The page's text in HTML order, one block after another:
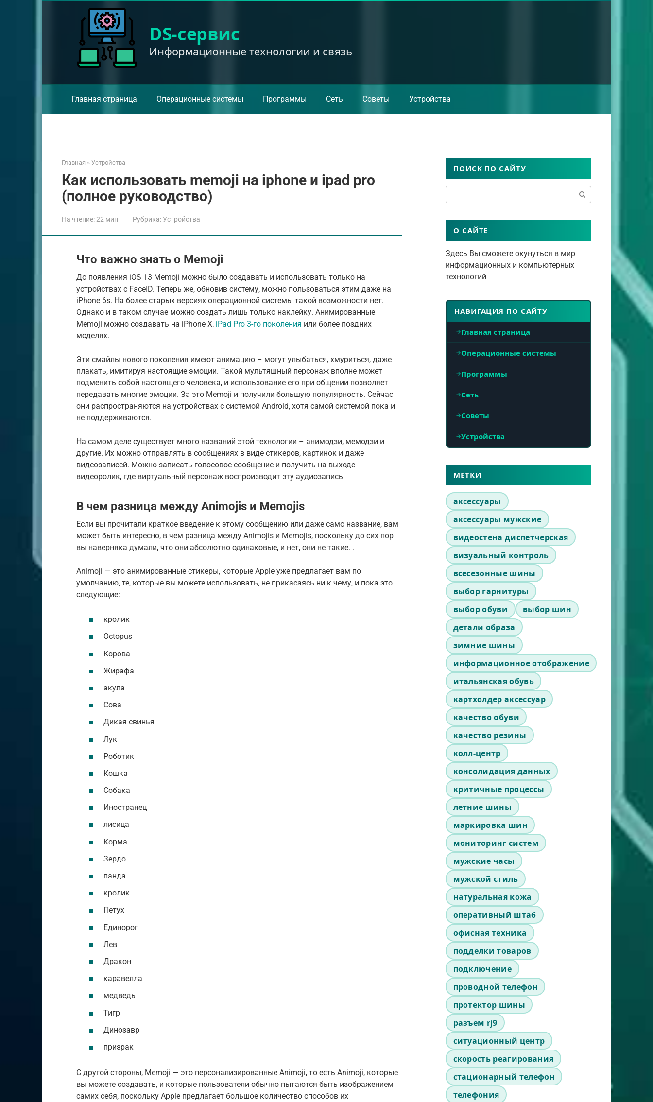
DS-сервис
Информационные технологии и связь
Главная страница Операционные системы Программы Сеть Советы Устройства
Главная » Устройства
Как использовать memoji на iphone и ipad pro
(полное руководство)
На чтение:22 мин Рубрика:Устройства
Что важно знать о Memoji
До появления iOS 13 Memoji можно было создавать и использовать только на
устройствах с FaceID. Теперь же, обновив систему, можно пользоваться этим даже на
iPhone 6s. На более старых версиях операционной системы такой возможности нет.
Однако и в таком случае можно создать лишь только наклейку. Анимированные
Memoji можно создавать на iPhone X, iPad Pro 3-го поколения или более поздних
моделях.
Эти смайлы нового поколения имеют анимацию – могут улыбаться, хмуриться, даже
плакать, имитируя настоящие эмоции. Такой мультяшный персонаж вполне может
подменить собой настоящего человека, и использование его при общении позволяет
передавать многие эмоции. За это Memoji и получили большую популярность. Сейчас
они распространяются на устройствах с системой Android, хотя самой системой пока и
не поддерживаются.
На самом деле существует много названий этой технологии – анимодзи, мемодзи и
другие. Их можно отправлять в сообщениях в виде стикеров, картинок и даже
видеозаписей. Можно записать голосовое сообщение и получить на выходе
видеоролик, где виртуальный персонаж воспроизводит эту аудиозапись.
В чем разница между Animojis и Memojis
Если вы прочитали краткое введение к этому сообщению или даже само название, вам
может быть интересно, в чем разница между Animojis и Memojis, поскольку до сих пор
вы наверняка думали, что они абсолютно одинаковые, и нет, они не такие. .
Animoji — это анимированные стикеры, которые Apple уже предлагает вам по
умолчанию, те, которые вы можете использовать, не прикасаясь ни к чему, и пока это
следующие:
кролик
Octopus
Корова
Жирафа
акула
Сова
Дикая свинья
Лук
Роботик
Кошка
Собака
Иностранец
лисица
Корма
Зердо
панда
кролик
Петух
Единорог
Лев
Дракон
каравелла
медведь
Тигр
Динозавр
призрак
С другой стороны, Memoji — это персонализированные Animoji, то есть Animoji, которые
вы можете создавать, и которые пользователи обычно пытаются быть изображением
самих себя, поскольку Apple предлагает большое количество способов их
ПОИСК ПО САЙТУ
О САЙТЕ
Здесь Вы сможете окунуться в мир
информационных и компьютерных
технологий
НАВИГАЦИЯ ПО САЙТУ
Главная страница
Операционные системы
Программы
Сеть
Советы
Устройства
МЕТКИ
аксессуары
аксессуары мужские
видеостена диспетчерская
визуальный контроль
всесезонные шины
выбор гарнитуры
выбор обуви
выбор шин
детали образа
зимние шины
информационное отображение
итальянская обувь
картхолдер аксессуар
качество обуви
качество резины
колл-центр
консолидация данных
критичные процессы
летние шины
маркировка шин
мониторинг систем
мужские часы
мужской стиль
натуральная кожа
оперативный штаб
офисная техника
подделки товаров
подключение
проводной телефон
протектор шины
разъем rj9
ситуационный центр
скорость реагирования
стационарный телефон
телефония